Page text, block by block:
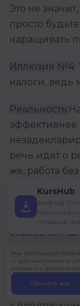
Это не
просто
наращивать
Иллюзия №4:
налоги, ведь
Реальность:
речь идет о
же, работа
закрывает
платят
получения
серьезным
удобные
Так кому же
Мы используем
— для аналитики и
отклонить
Принять все
KursHub
Android
главный